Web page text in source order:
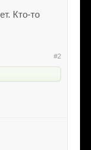
Кто-то
#2